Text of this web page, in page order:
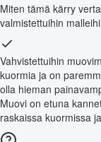
Miten tämä kärry
valmistettuihin
Vahvistettuihin
kuormia ja on
olla hieman
Muovi on etuna
raskaissa kuormissa